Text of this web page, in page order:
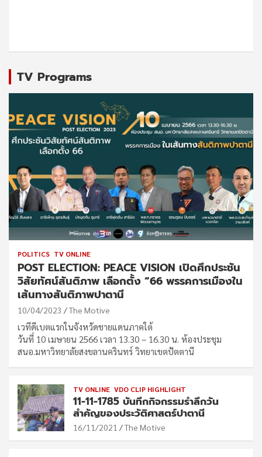
TV Programs
POLITICS TV ONLINE
POST ELECTION: PEACE VISION เปิดศึกประชัน
วิสัยทัศน์สันติภาพ เลือกตั้ง “66 พรรคการเมืองใน
เส้นทางสันติภาพปาตานี
10/04/2023 The Motive
เวทีดีเบตแรกในจังหวัดชายแดนภาคใต้
วันที่ 10 เมษายน 2566 เวลา 13.30 – 16.30 น. ห้องประชุม
สนอ.มหาวิทยาลัยสงขลานครินทร์ วิทยาเขตปัตตานี
TV ONLINE VDO CLIP HIGHLIGHT
11-11-1785 บันทึกกิจกรรมรำลึกวัน
สำคัญของประวัติศาสตร์ปาตานี
16/11/2021 The Motive